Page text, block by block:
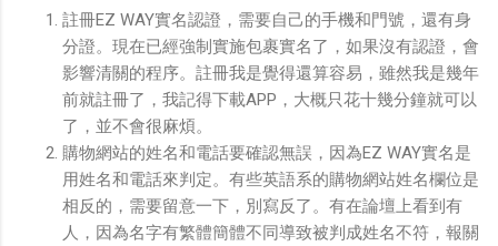
註冊EZ WAY實名認證，需要自己的手機和門號，還有身
分證。現在已經強制實施包裹實名了，如果沒有認證，會
影響清關的程序。註冊我是覺得還算容易，雖然我是幾年
前就註冊了，我記得下載APP，大概只花十幾分鐘就可以
了，並不會很麻煩。
購物網站的姓名和電話要確認無誤，因為EZ WAY實名是
用姓名和電話來判定。有些英語系的購物網站姓名欄位是
相反的，需要留意一下，別寫反了。有在論壇上看到有
人，因為名字有繁體簡體不同導致被判成姓名不符，報關